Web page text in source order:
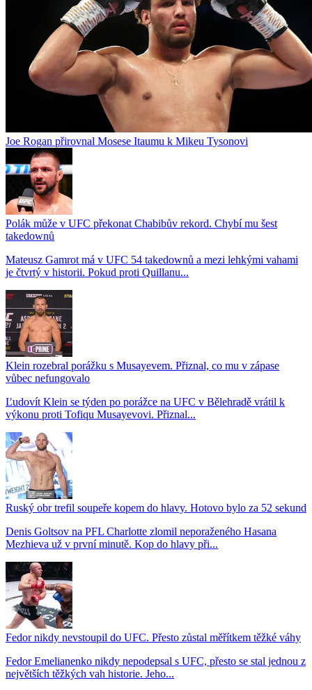
Joe Rogan přirovnal Mosese Itaumu k Mikeu Tysonovi
Polák může v UFC překonat Chabibův rekord. Chybí mu šest
takedownů
Mateusz Gamrot má v UFC 54 takedownů a mezi lehkými vahami
je čtvrtý v historii. Pokud proti Quillanu...
Klein rozebral porážku s Musayevem. Přiznal, co mu v zápase
vůbec nefungovalo
Ľudovít Klein se týden po porážce na UFC v Bělehradě vrátil k
výkonu proti Tofiqu Musayevovi. Přiznal...
Ruský obr trefil soupeře kopem do hlavy. Hotovo bylo za 52 sekund
Denis Goltsov na PFL Charlotte zlomil neporaženého Hasana
Mezhieva už v první minutě. Kop do hlavy při...
Fedor nikdy nevstoupil do UFC. Přesto zůstal měřítkem těžké váhy
Fedor Emelianenko nikdy nepodepsal s UFC, přesto se stal jednou z
největších těžkých vah historie. Jeho...